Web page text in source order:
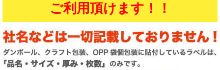
ご利用頂けます！！